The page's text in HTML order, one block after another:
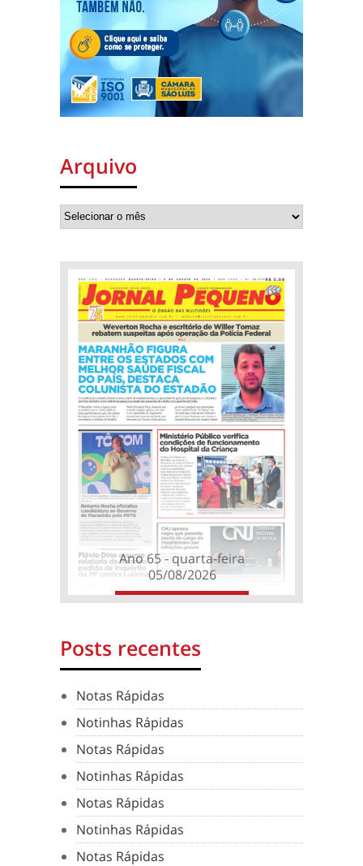
Arquivo
Ano 65 - quarta-feira
05/08/2026
Posts recentes
Notas Rápidas
Notinhas Rápidas
Notas Rápidas
Notinhas Rápidas
Notas Rápidas
Notinhas Rápidas
Notas Rápidas